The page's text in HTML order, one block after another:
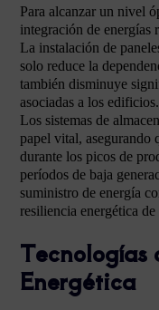
Para alcanzar un nivel
integración de energías
La instalación de
solo reduce la
también disminuye
asociadas a los edificios.
Los sistemas de
papel vital, asegurando
durante los picos de
períodos de baja
suministro de energía
resiliencia energética
Tecnologías
Energética